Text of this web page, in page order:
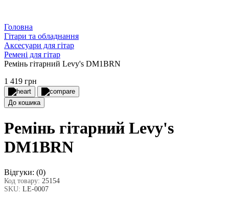
Головна
Гітари та обладнання
Аксесуари для гітар
Ремені для гітар
Ремінь гітарний Levy's DM1BRN
1 419 грн
До кошика
Ремінь гітарний Levy's
DM1BRN
Відгуки: (0)
Код товару: 25154
SKU: LE-0007